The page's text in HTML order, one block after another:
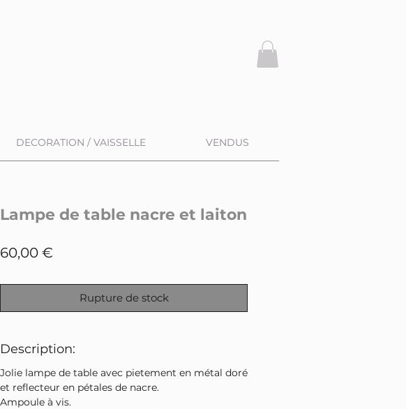
DECORATION / VAISSELLE VENDUS
Lampe de table nacre et laiton
60,00 €
Rupture de stock
Description:
Jolie lampe de table avec pietement en métal doré
et reflecteur en pétales de nacre.
Ampoule à vis.